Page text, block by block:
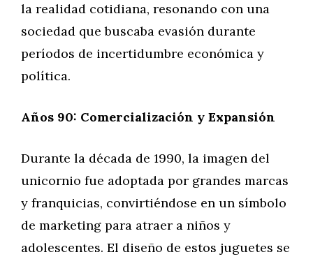
la realidad cotidiana, resonando con una
sociedad que buscaba evasión durante
períodos de incertidumbre económica y
política.
Años 90: Comercialización y Expansión
Durante la década de 1990, la imagen del
unicornio fue adoptada por grandes marcas
y franquicias, convirtiéndose en un símbolo
de marketing para atraer a niños y
adolescentes. El diseño de estos juguetes se